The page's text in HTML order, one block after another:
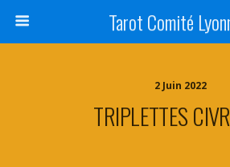
Tarot Comité
2 Juin 2022
TRIPLETTES